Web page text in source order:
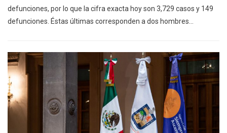
defunciones, por lo que la cifra exacta hoy son 3,729 casos y 149
defunciones. Éstas últimas corresponden a dos hombres…